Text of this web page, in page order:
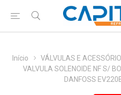
Início VÁLVULAS E
VALVULA SOLENOIDE NF S/
DANFOSS